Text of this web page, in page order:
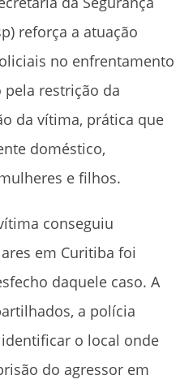
reforça a atuação
no enfrentamento
pela restrição da
da vítima, prática que
doméstico,
e filhos.
conseguiu
em Curitiba foi
daquele caso. A
a polícia
o local onde
do agressor em